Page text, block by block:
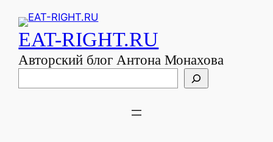
EAT-RIGHT.RU
Авторский блог Антона Монахова